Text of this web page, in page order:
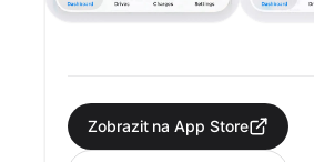
Zobrazit na App Store